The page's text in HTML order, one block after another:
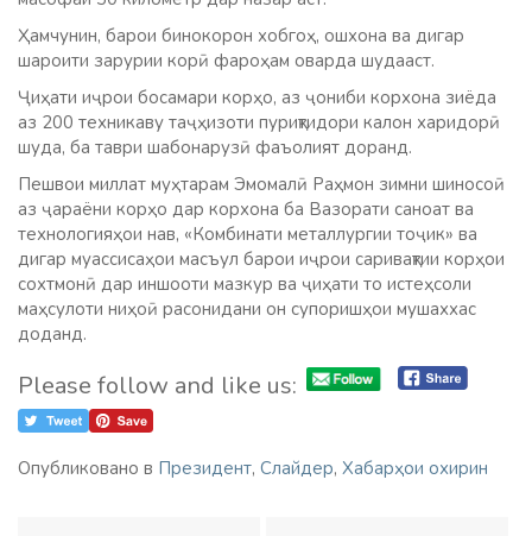
Ҳамчунин, барои бинокорон хобгоҳ, ошхона ва дигар
шароити зарурии корӣ фароҳам оварда шудааст.
Ҷиҳати иҷрои босамари корҳо, аз ҷониби корхона зиёда
аз 200 техникаву таҷҳизоти пуриқтидори калон харидорӣ
шуда, ба таври шабонарузӣ фаъолият доранд.
Пешвои миллат муҳтарам Эмомалӣ Раҳмон зимни шиносоӣ
аз ҷараёни корҳо дар корхона ба Вазорати саноат ва
технологияҳои нав, «Комбинати металлургии тоҷик» ва
дигар муассисаҳои масъул барои иҷрои саривақтии корҳои
сохтмонӣ дар иншооти мазкур ва ҷиҳати то истеҳсоли
маҳсулоти ниҳоӣ расонидани он супоришҳои мушаххас
доданд.
Please follow and like us:
Опубликовано в Президент, Слайдер, Хабарҳои охирин